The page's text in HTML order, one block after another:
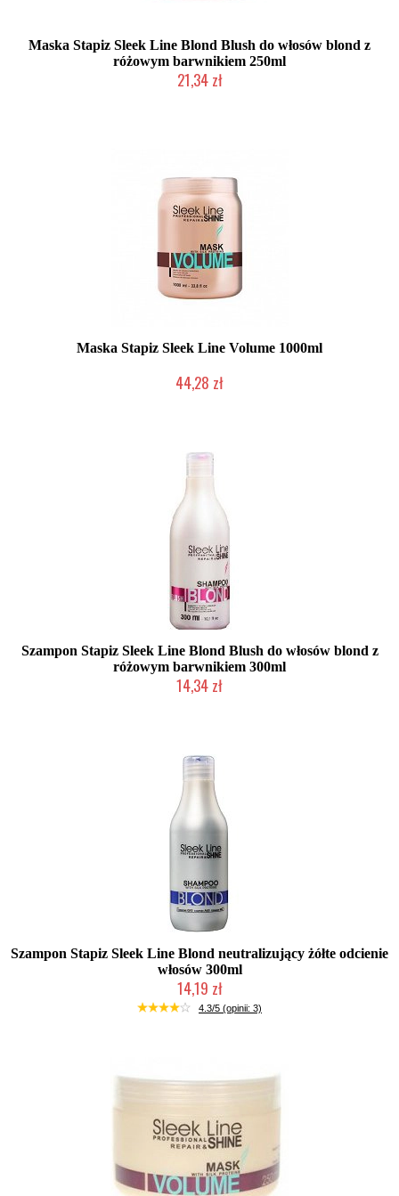
Maska Stapiz Sleek Line Blond Blush do włosów blond z
różowym barwnikiem 250ml
21,34 zł
Maska Stapiz Sleek Line Volume 1000ml
44,28 zł
Szampon Stapiz Sleek Line Blond Blush do włosów blond z
różowym barwnikiem 300ml
14,34 zł
Szampon Stapiz Sleek Line Blond neutralizujący żółte odcienie
włosów 300ml
14,19 zł
Duża ilość (wysyłka w 24h)
4.3/5 (opinii: 3)